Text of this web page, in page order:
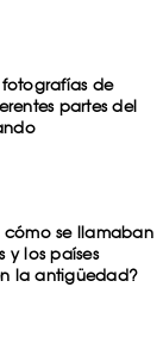
fotografías de
partes del
cómo se llamaban
y los países
la antigüedad?